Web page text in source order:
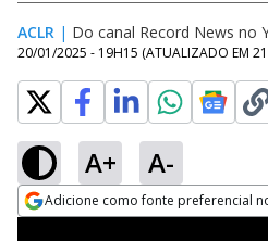
ACLR | Do canal Record News no
20/01/2025 - 19H15 (ATUALIZADO EM
A+ A-
Adicione como fonte preferencial